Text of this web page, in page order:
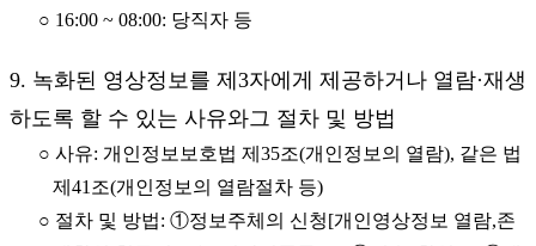
○ 16:00 ~ 08:00: 당직자 등
9. 녹화된 영상정보를 제3자에게 제공하거나 열람·재생
하도록 할 수 있는 사유와그 절차 및 방법
○ 사유: 개인정보보호법 제35조(개인정보의 열람), 같은 법
제41조(개인정보의 열람절차 등)
○ 절차 및 방법: ①정보주체의 신청[개인영상정보 열람,존